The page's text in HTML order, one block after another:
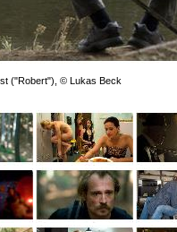
("Robert"), © Lukas Beck